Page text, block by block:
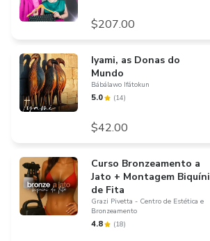
$207.00
Iyami, as Donas do
Mundo
Bábálawo Ifátokun
5.0 (14)
$42.00
Curso Bronzeamento a
Jato + Montagem Biquíni
de Fita
Grazi Pivetta - Centro de Estética e
Bronzeamento
4.8 (18)